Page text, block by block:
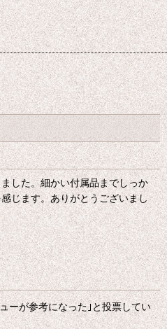
した。細かい付属品までしっか
じます。ありがとうございまし
ーが参考になった｣と投票してい